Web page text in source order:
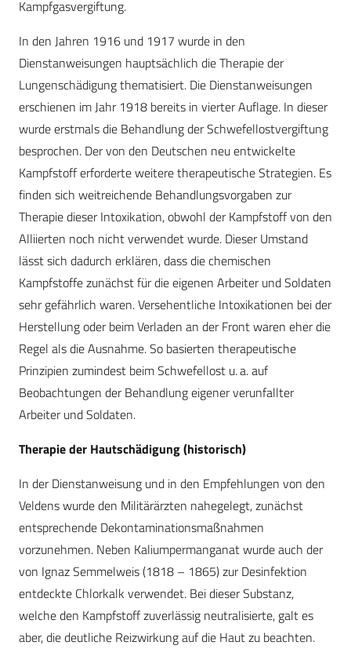
Kampfgasvergiftung.
In den Jahren 1916 und 1917 wurde in den
Dienstanweisungen hauptsächlich die Therapie der
Lungenschädigung thematisiert. Die Dienstanweisungen
erschienen im Jahr 1918 bereits in vierter Auflage. In dieser
wurde erstmals die Behandlung der Schwefellostvergiftung
besprochen. Der von den Deutschen neu entwickelte
Kampfstoff erforderte weitere therapeutische Strategien. Es
finden sich weitreichende Behandlungsvorgaben zur
Therapie dieser Intoxikation, obwohl der Kampfstoff von den
Alliierten noch nicht verwendet wurde. Dieser Umstand
lässt sich dadurch erklären, dass die chemischen
Kampfstoffe zunächst für die eigenen Arbeiter und Soldaten
sehr gefährlich waren. Versehentliche Intoxikationen bei der
Herstellung oder beim Verladen an der Front waren eher die
Regel als die Ausnahme. So basierten therapeutische
Prinzipien zumindest beim Schwefellost u. a. auf
Beobachtungen der Behandlung eigener verunfallter
Arbeiter und Soldaten.
Therapie der Hautschädigung (historisch)
In der Dienstanweisung und in den Empfehlungen von den
Veldens wurde den Militärärzten nahegelegt, zunächst
entsprechende Dekontaminationsmaßnahmen
vorzunehmen. Neben Kaliumpermanganat wurde auch der
von Ignaz Semmelweis (1818 – 1865) zur Desinfektion
entdeckte Chlorkalk verwendet. Bei dieser Substanz,
welche den Kampfstoff zuverlässig neutralisierte, galt es
aber, die deutliche Reizwirkung auf die Haut zu beachten.